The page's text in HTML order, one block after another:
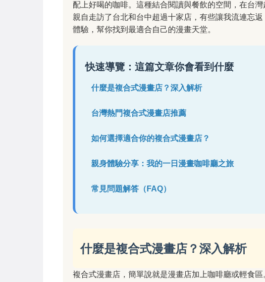
配上好喝的咖啡。這種結合閱讀與餐飲的空間，在台
親自走訪了台北和台中超過十家店，有些讓我流連忘
體驗，幫你找到最適合自己的漫畫天堂。
快速導覽：這篇文章你會看到什麼
什麼是複合式漫畫店？深入解析
台灣熱門複合式漫畫店推薦
如何選擇適合你的複合式漫畫店？
親身體驗分享：我的一日漫畫咖啡廳之旅
常見問題解答（FAQ）
什麼是複合式漫畫店？深入解析
複合式漫畫店，簡單說就是漫畫店加上咖啡廳或輕食